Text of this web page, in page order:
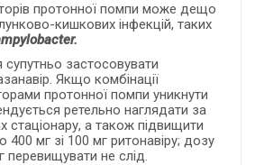
протонної помпи може дещо
кишкових інфекцій, таких
.
застосовувати
Якщо комбінації
протонної помпи уникнути
ретельно наглядати за
стаціонару, а також підвищити
400 мг зі 100 мг ритонавіру; дозу
перевищувати не слід.